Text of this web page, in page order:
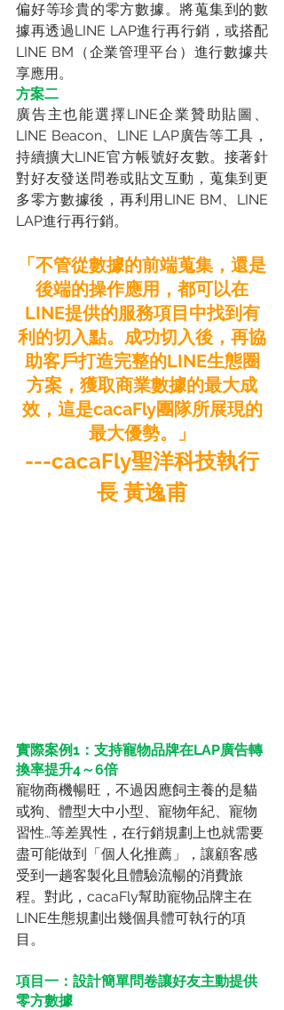
偏好等珍貴的零方數據。將蒐集到的數
據再透過LINE LAP進行再行銷，或搭配
LINE BM（企業管理平台）進行數據共
享應用。
方案二
廣告主也能選擇LINE企業贊助貼圖、
LINE Beacon、LINE LAP廣告等工具，
持續擴大LINE官方帳號好友數。接著針
對好友發送問卷或貼文互動，蒐集到更
多零方數據後，再利用LINE BM、LINE
LAP進行再行銷。
「不管從數據的前端蒐集，還是
後端的操作應用，都可以在
LINE提供的服務項目中找到有
利的切入點。成功切入後，再協
助客戶打造完整的LINE生態圈
方案，獲取商業數據的最大成
效，這是cacaFly團隊所展現的
最大優勢。」
---cacaFly聖洋科技執行
長 黃逸甫
實際案例1：支持寵物品牌在LAP廣告轉
換率提升4～6倍
寵物商機暢旺，不過因應飼主養的是貓
或狗、體型大中小型、寵物年紀、寵物
習性…等差異性，在行銷規劃上也就需要
盡可能做到「個人化推薦」，讓顧客感
受到一趟客製化且體驗流暢的消費旅
程。對此，cacaFly幫助寵物品牌主在
LINE生態規劃出幾個具體可執行的項
目。
項目一：設計簡單問卷讓好友主動提供
零方數據